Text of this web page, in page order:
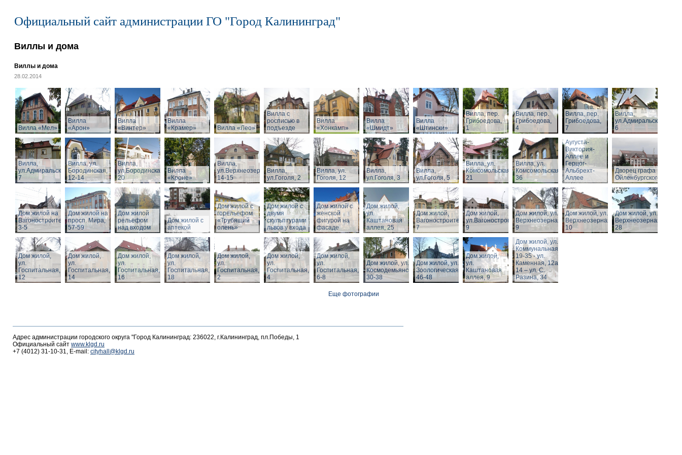
Официальный сайт администрации ГО "Город Калининград"
Виллы и дома
Виллы и дома
28.02.2014
Вилла «Мел»
Вилла
«Арон»
Вилла
«Винтер»
Вилла
«Крамер»
Вилла «Лео»
Вилла с
росписью в
подъезде
Вилла
«Хонкамп»
Вилла
«Шмидт»
Вилла
«Штински»
Вилла, пер.
Грибоедова,
1
Вилла, пер.
Грибоедова,
4
Вилла, пер.
Грибоедова,
7
Вилла,
ул.Адмиральская,
6
Вилла,
ул.Адмиральская,
7
Вилла, ул.
Бородинская,
12-14
Вилла,
ул.Бородинская,
20
Вилла
«Кроне»
Вилла,
ул.Верхнеозерная,
14-15
Вилла,
ул.Гоголя, 2
Вилла, ул.
Гоголя, 12
Вилла,
ул.Гоголя, 3
Вилла,
ул.Гоголя, 5
Вилла, ул.
Комсомольская,
21
Вилла, ул.
Комсомольская,
36
Виллы по
Аугуста-
Виктория-
Аллее и
Герцог-
Альбрехт-
Аллее
Дворец графа
Ойленбургского
Дом жилой на
Вагоностроительной
3-5
Дом жилой на
просп. Мира,
57-59
Дом жилой
рельефом
над входом
Дом жилой с
аптекой
Дом жилой с
горельефом
«Трубящий
олень»
Дом жилой с
двумя
скульптурами
львов у входа
Дом жилой с
женской
фигурой на
фасаде
Дом жилой,
ул.
Каштановая
аллея, 25
Дом жилой,
Вагоностроительная,
7
Дом жилой,
ул.Вагоностроительная,
9
Дом жилой, ул.
Верхнеозерная,
9
Дом жилой, ул.
Верхнеозерная,
10
Дом жилой, ул.
Верхнеозерная,
28
Дом жилой,
ул.
Госпитальная,
12
Дом жилой,
ул.
Госпитальная,
14
Дом жилой,
ул.
Госпитальная,
16
Дом жилой,
ул.
Госпитальная,
18
Дом жилой,
ул.
Госпитальная,
2
Дом жилой,
ул.
Госпитальная,
4
Дом жилой,
ул.
Госпитальная,
6-8
Дом жилой, ул. З.
Космодемьянской
30-38
Дом жилой, ул.
Зоологическая,
46-48
Дом жилой,
ул.
Каштановая
аллея, 9
Дом жилой, ул.
Коммунальная,
19-35 - ул.
Каменная, 12а,
14 – ул. С.
Разина, 34
Еще фотографии
Адрес администрации городского округа "Город Калининград: 236022, г.Калининград, пл.Победы, 1
Официальный сайт www.klgd.ru
+7 (4012) 31-10-31, E-mail: cityhall@klgd.ru